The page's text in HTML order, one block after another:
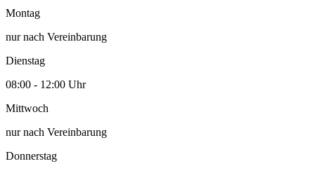
Montag
nur nach Vereinbarung
Dienstag
08:00 - 12:00 Uhr
Mittwoch
nur nach Vereinbarung
Donnerstag